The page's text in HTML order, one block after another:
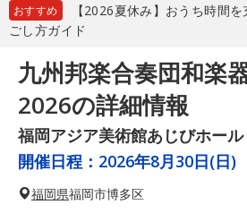
おすすめ
【2026夏休み】おうち時間
ごし方ガイド
九州邦楽合奏団和楽
2026の詳細情報
福岡アジア美術館あじびホール
開催日程： 2026年8月30日(日)
福岡県福岡市博多区